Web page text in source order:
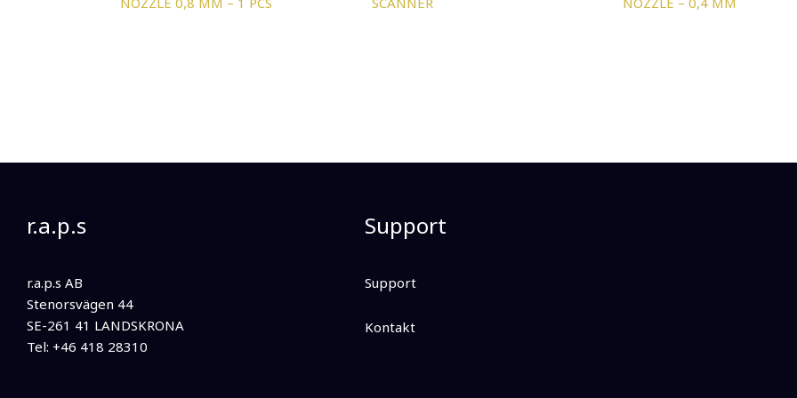
r.a.p.s
r.a.p.s AB
Stenorsvägen 44
SE-261 41 LANDSKRONA
Tel: +46 418 28310
Support
Support
Kontakt